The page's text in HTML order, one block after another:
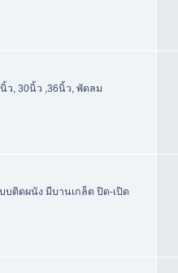
ว, 30นิ้ว ,36นิ้ว, พัดลม
ติดผนัง มีบานเกล็ด ปิด-เปิด